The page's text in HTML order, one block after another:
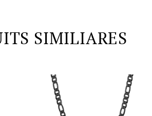
SIMILIARES